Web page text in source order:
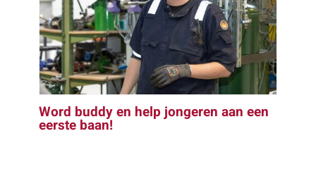
Word buddy en help jongeren aan een
eerste baan!